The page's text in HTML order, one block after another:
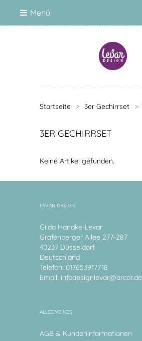
Menü
Startseite > 3er Gechirrset >
3ER GECHIRRSET
Keine Artikel gefunden.
LEVAR DESIGN
Gilda Handke-Levar
Grafenberger Allee 277-287
40237 Düsseldorf
Deutschland
Telefon: 017653917718
Email: infodesignlevar@arcor.de
ALLGEMEINES
AGB & Kundeninformationen